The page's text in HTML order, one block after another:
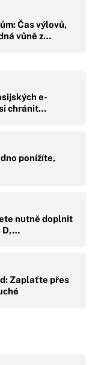
Čas výlovů,
vůně z…
e-
chránit…
ponížíte,
nutně doplnit
D,…
Zaplaťte přes